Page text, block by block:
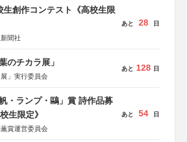
生創作コンテスト《高校生限
聞社
あと 28 日
のチカラ展」
展」実行委員会
あと 128 日
・ランプ・鷗」賞 詩作品募
生限定》
賞運営委員会
あと 54 日